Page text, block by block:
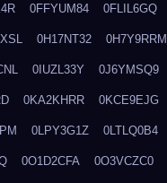
0FFYUM84 0FLIL6GQ
0H17NT32 0H7Y9RRM
0IUZL33Y 0J6YMSQ9
0KA2KHRR 0KCE9EJG
0LPY3G1Z 0LTLQ0B4
0O1D2CFA 0O3VCZC0